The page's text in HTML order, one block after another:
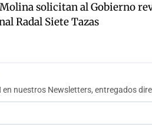
solicitan al Gobierno
Radal Siete Tazas
en nuestros Newsletters, entregados